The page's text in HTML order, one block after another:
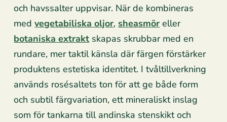
och havssalter uppvisar. När de kombineras
medvegetabiliska oljor, sheasmör eller
botaniska extrakt skapas skrubbar med en
rundare, mer taktil känsla där färgen förstärker
produktens estetiska identitet. I tvåltillverkning
används rosésaltets ton för att ge både form
och subtil färgvariation, ett mineraliskt inslag
som för tankarna till andinska stenskikt och